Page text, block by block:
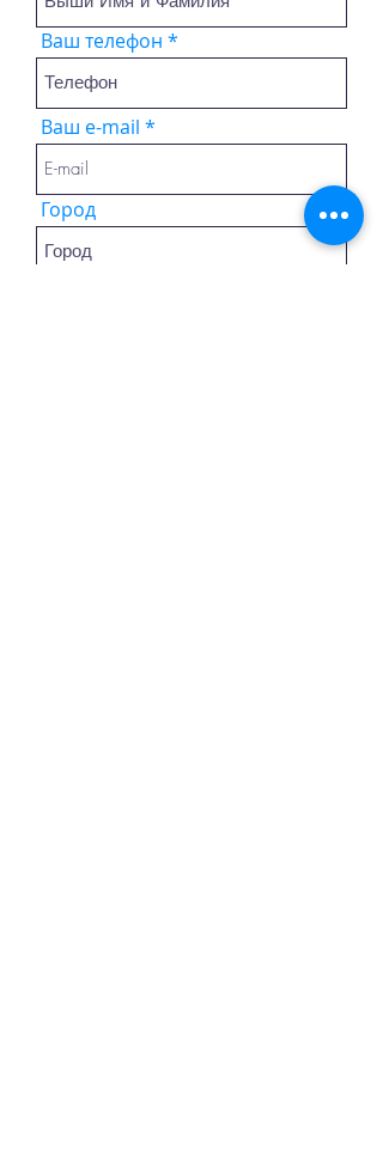
Ваш телефон
Ваш e-mail
Город